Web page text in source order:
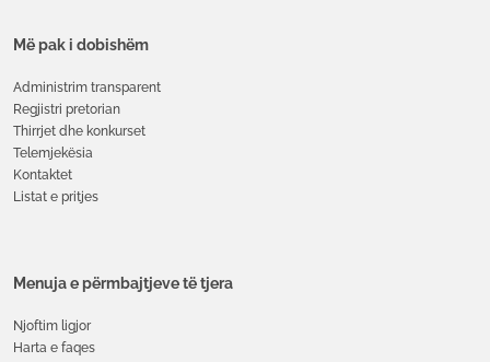
Më pak i dobishëm
Administrim transparent
Regjistri pretorian
Thirrjet dhe konkurset
Telemjekësia
Kontaktet
Listat e pritjes
Menuja e përmbajtjeve të tjera
Njoftim ligjor
Harta e faqes